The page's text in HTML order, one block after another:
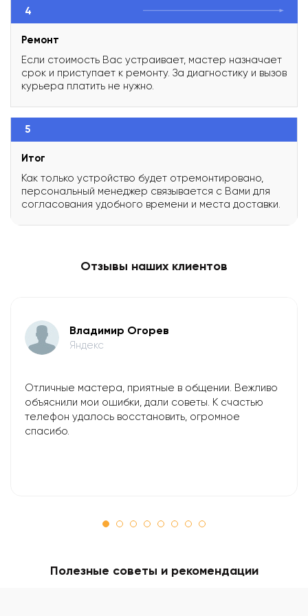
4
Ремонт
Если стоимость Вас устраивает, мастер назначает
срок и приступает к ремонту. За диагностику и вызов
курьера платить не нужно.
5
Итог
Как только устройство будет отремонтировано,
персональный менеджер связывается с Вами для
согласования удобного времени и места доставки.
Отзывы наших клиентов
Владимир Огорев
Яндекс
Отличные мастера, приятные в общении. Вежливо
объяснили мои ошибки, дали советы. К счастью
телефон удалось восстановить, огромное
спасибо.
Полезные советы и рекомендации